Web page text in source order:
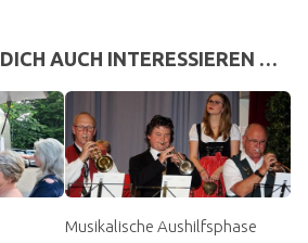
AUCH INTERESSIEREN …
Musikalische Aushilfsphase